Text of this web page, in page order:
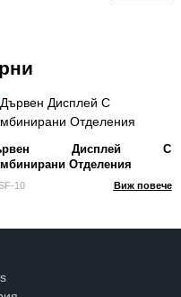
Дисплей С
Отделения
10 Виж повече